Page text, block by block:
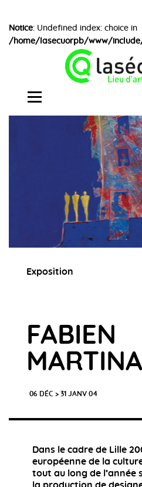
Notice: Undefined index: choice in
/home/lasecuorpb/www/
Exposition
FABIEN
06 DÉC > 31 JANV 04
Dans le cadre de Lille
européenne de la
tout au long de l’année